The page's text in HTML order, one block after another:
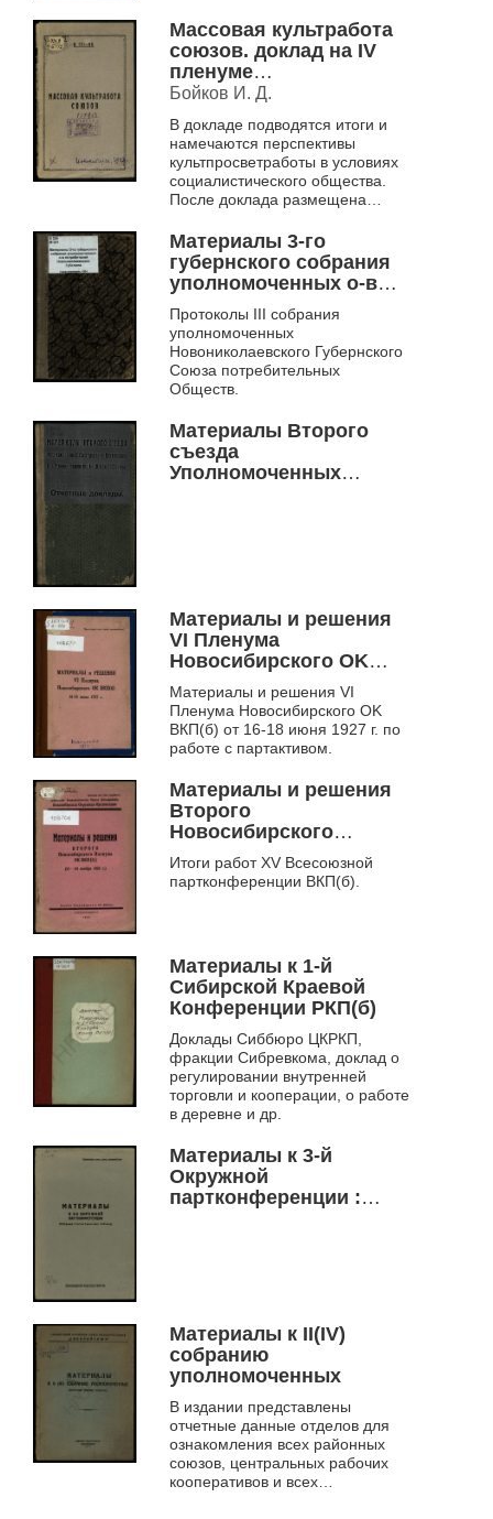
Массовая культработа
союзов. доклад на IV
пленуме
Сибкрайсофпрофа, 10
октября 1928 г.
Бойков И. Д.
В докладе подводятся итоги и
намечаются перспективы
культпросветработы в условиях
социалистического общества.
После доклада размещена
СКСПС по возможности
решения проблем, в не...
Материалы 3-го
губернского собрания
уполномоченных о-в
потребителей
Новониколаевского
губсоюза (28- го марта -
2-го апреля 1924 г.)
Протоколы III собрания
уполномоченных
Новониколаевского Губернского
Союза потребительных
Обществ.
Материалы Второго
съезда
Уполномоченных
Материалы и решения
VI Пленума
Новосибирского OK
ВКП(б) от 16-18 июня
1927 г. по работе с
партактивом
Материалы и решения VI
Пленума Новосибирского OK
ВКП(б) от 16-18 июня 1927 г. по
работе с партактивом.
Материалы и решения
Второго
Новосибирского
пленума ОК ВКП(б) (21-
24 ноября 1926 г.)
Итоги работ XV Всесоюзной
партконференции ВКП(б).
Материалы к 1-й
Сибирской Краевой
Конференции РКП(б)
Доклады Сиббюро ЦКРКП,
фракции Сибревкома, доклад о
регулировании внутренней
торговли и кооперации, о работе
в деревне и др.
Материалы к 3-й
Окружной
партконференции :
Материалы к II(IV)
собранию
уполномоченных
В издании представлены
отчетные данные отделов для
ознакомления всех районных
союзов, центральных рабочих
кооперативов и всех